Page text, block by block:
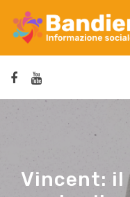
Vincent: il